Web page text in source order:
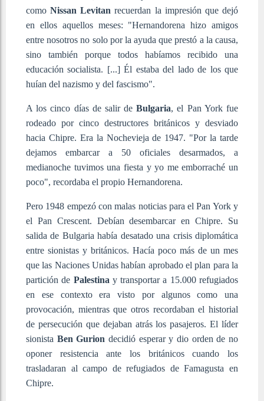
comoNissan Levitan recuerdan la impresión que dejó
en ellos aquellos meses: "Hernandorena hizo amigos
entre nosotros no solo por la ayuda que prestó a la causa,
sino también porque todos habíamos recibido una
educación socialista. [...] Él estaba del lado de los que
huían del nazismo y del fascismo".
A los cinco días de salir deBulgaria, el Pan York fue
rodeado por cinco destructores británicos y desviado
hacia Chipre. Era la Nochevieja de 1947. "Por la tarde
dejamos embarcar a 50 oficiales desarmados, a
medianoche tuvimos una fiesta y yo me emborraché un
poco", recordaba el propio Hernandorena.
Pero 1948 empezó con malas noticias para el Pan York y
el Pan Crescent. Debían desembarcar en Chipre. Su
salida de Bulgaria había desatado una crisis diplomática
entre sionistas y británicos. Hacía poco más de un mes
que las Naciones Unidas habían aprobado el plan para la
partición de Palestina y transportar a 15.000 refugiados
en ese contexto era visto por algunos como una
provocación, mientras que otros recordaban el historial
de persecución que dejaban atrás los pasajeros. El líder
sionista Ben Gurion decidió esperar y dio orden de no
oponer resistencia ante los británicos cuando los
trasladaran al campo de refugiados de Famagusta en
Chipre.